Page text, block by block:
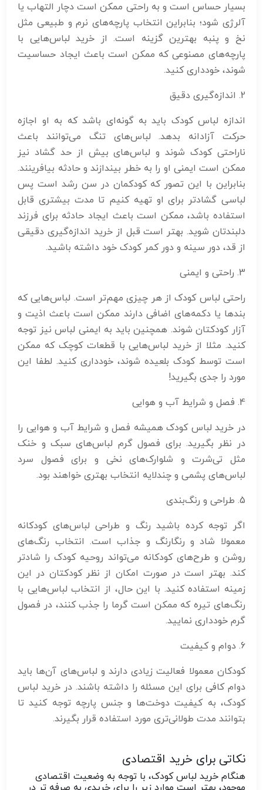
بسیار حساس است و به راحتی ممکن است دچار التهاب یا
آلرژی شود؛ بنابراین انتخاب پارچه‌های نرم و طبیعی مثل
نخ و پنبه بهترین گزینه است. از خرید لباس‌هایی با
پارچه‌های مصنوعی که ممکن است باعث ایجاد حساسیت
شوند، خودداری کنید.
2. اندازه‌گیری دقیق
اندازه لباس کودک باید به گونه‌ای باشد که به او اجازه
حرکت آزادانه بدهد. لباس‌های تنگ می‌توانند باعث
ناراحتی کودک شوند و لباس‌های بیش از حد گشاد نیز
ممکن است ایمنی او را به خطر بیندازند و حادثه بیافرینند.
بنابراین با این تصور که کودکمان در سن رشد است پس
لباسی گشادتر برای او تهیه کنیم تا مدت بیشتری قابل
استفاده باشد، ممکن است باعث ایجاد حادثه برای فرزند
دلبندتان شوید. بهتر است قبل از خرید اندازه‌گیری دقیقی
از قد، دور سینه و دور کمر کودک خود داشته باشید.
3. راحتی و ایمنی
راحتی لباس کودک از هر چیزی مهم‌تر است. لباس‌هایی که
بندها یا دکمه‌های اضافی دارند ممکن است باعث اذیت و
آزار کودکتان شوند. همچنین باید به ایمنی لباس نیز توجه
کنید. مثلا از خرید لباس‌هایی با قطعات کوچک که ممکن
است توسط کودک بلعیده شوند، خودداری کنید. لطفا این
مورد را جدی بگیرید!
4. فصل و شرایط آب و هوایی
در خرید لباس کودک همیشه فصل و شرایط آب و هوایی را
در نظر بگیرید. برای فصول گرم لباس‌های سبک و خنک
مثل تی‌شرت و شلوارک‌های نخی و برای فصول سرد
لباس‌های پشمی و چندلایه انتخاب بهتری خواهند بود.
5. طراحی و رنگ‌بندی
اگر توجه کرده باشید رنگ و طراحی لباس‌های کودکانه
معمولا شاد و رنگارنگ و جذاب است. انتخاب رنگ‌های
روشن و طرح‌های کودکانه می‌تواند روحیه کودک را شادتر
کند. بهتر است در صورت امکان از نظر کودکتان در این
زمینه استفاده کنید. با این حال، از انتخاب لباس‌هایی با
رنگ‌های تیره که ممکن است گرما را جذب کنند، در فصول
گرم خودداری نمایید.
6. دوام و کیفیت
کودکان معمولا فعالیت زیادی دارند و لباس‌های آن‌ها باید
دوام کافی برای این مسئله را داشته باشند. در خرید لباس
کودک، به کیفیت دوخت‌ها و جنس پارچه توجه کنید تا
بتوانند مدت طولانی‌تری مورد استفاده قرار بگیرند.
نکاتی برای خرید اقتصادی
هنگام خرید لباس کودک، با توجه به وضعیت اقتصادی